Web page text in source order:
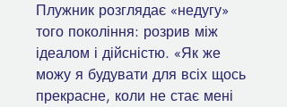
Плужник розглядає «недугу»
того покоління: розрив між
ідеалом і дійсністю. «Як же
можу я будувати для всіх щось
прекрасне, коли не стає мені